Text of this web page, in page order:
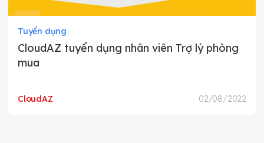
Tuyển dụng
CloudAZ tuyển dụng nhân viên Trợ lý phòng
mua
CloudAZ 02/08/2022